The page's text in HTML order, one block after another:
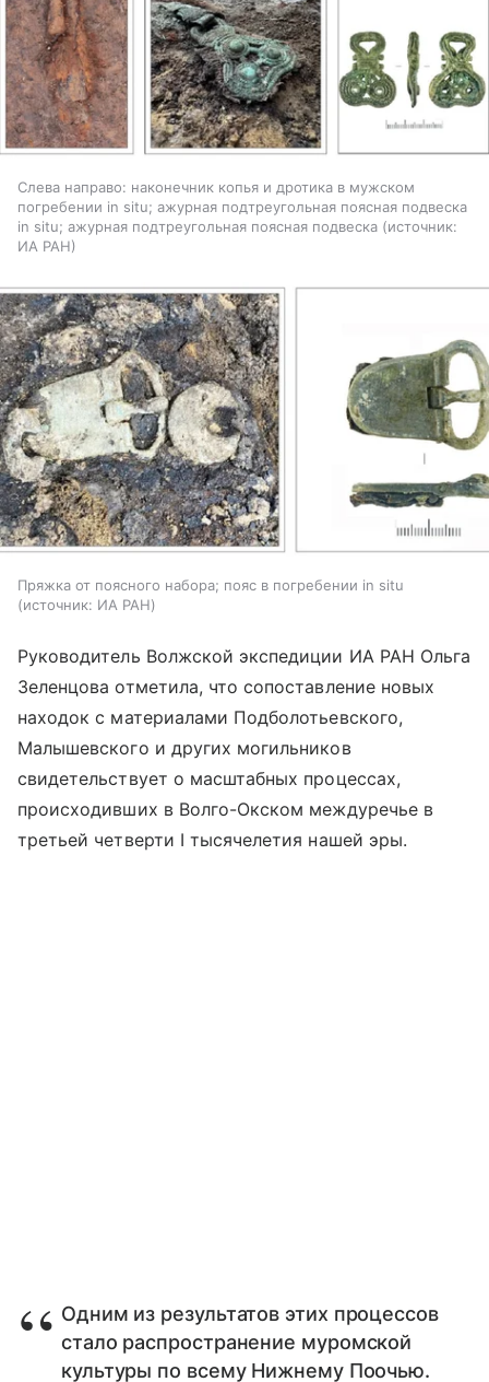
Слева направо: наконечник копья и дротика в мужском
погребении in situ; ажурная подтреугольная поясная подвеска
in situ; ажурная подтреугольная поясная подвеска
источник:
ИА РАН
Пряжка от поясного набора; пояс в погребении in situ
источник: ИА РАН
Руководитель Волжской экспедиции ИА РАН Ольга
Зеленцова отметила, что сопоставление новых
находок с материалами Подболотьевского,
Малышевского и других могильников
свидетельствует о масштабных процессах,
происходивших в Волго-Окском междуречье в
третьей четверти I тысячелетия нашей эры.
Одним из результатов этих процессов
стало распространение муромской
культуры по всему Нижнему Поочью.